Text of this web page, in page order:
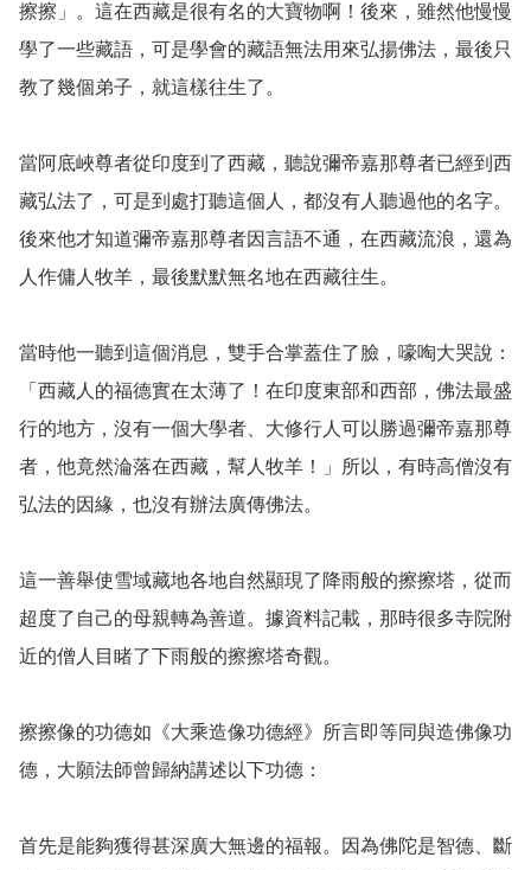
擦擦」。這在西藏是很有名的大寶物啊！後來，雖然他慢慢
學了一些藏語，可是學會的藏語無法用來弘揚佛法，最後只
教了幾個弟子，就這樣往生了。
當阿底峽尊者從印度到了西藏，聽說彌帝嘉那尊者已經到西
藏弘法了，可是到處打聽這個人，都沒有人聽過他的名字。
後來他才知道彌帝嘉那尊者因言語不通，在西藏流浪，還為
人作傭人牧羊，最後默默無名地在西藏往生。
當時他一聽到這個消息，雙手合掌蓋住了臉，嚎啕大哭說：
「西藏人的福德實在太薄了！在印度東部和西部，佛法最盛
行的地方，沒有一個大學者、大修行人可以勝過彌帝嘉那尊
者，他竟然淪落在西藏，幫人牧羊！」所以，有時高僧沒有
弘法的因緣，也沒有辦法廣傳佛法。
這一善舉使雪域藏地各地自然顯現了降雨般的擦擦塔，從而
超度了自己的母親轉為善道。據資料記載，那時很多寺院附
近的僧人目睹了下雨般的擦擦塔奇觀。
擦擦像的功德如《大乘造像功德經》所言即等同與造佛像功
德，大願法師曾歸納講述以下功德：
首先是能夠獲得甚深廣大無邊的福報。因為佛陀是智德、斷